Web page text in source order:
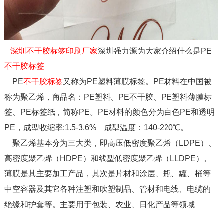
深圳不干胶标签印刷厂家深圳强力源为大家介绍什么是PE
不干胶标签
PE不干胶标签又称为PE塑料薄膜标签。PE材料在中国被
称为聚乙烯，商品名：PE塑料、PE不干胶、PE塑料薄膜标
签、PE标签纸，简称PE。PE材料的颜色分为白色PE和透明
PE，成型收缩率:1.5-3.6% 成型温度：140-220℃。
聚乙烯基本分为三大类，即高压低密度聚乙烯（LDPE）、
高密度聚乙烯（HDPE）和线型低密度聚乙烯（LLDPE）。
薄膜是其主要加工产品，其次是片材和涂层、瓶、罐、桶等
中空容器及其它各种注塑和吹塑制品、管材和电线、电缆的
绝缘和护套等。主要用于包装、农业、日化产品等领域